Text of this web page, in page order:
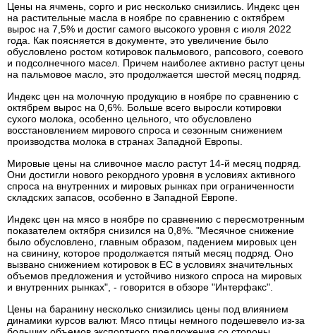
Цены на ячмень, сорго и рис несколько снизились. Индекс цен
на растительные масла в ноябре по сравнению с октябрем
вырос на 7,5% и достиг самого высокого уровня с июля 2022
года. Как поясняется в документе, это увеличение было
обусловлено ростом котировок пальмового, рапсового, соевого
и подсолнечного масел. Причем наиболее активно растут цены
на пальмовое масло, это продолжается шестой месяц подряд.
Индекс цен на молочную продукцию в ноябре по сравнению с
октябрем вырос на 0,6%. Больше всего выросли котировки
сухого молока, особенно цельного, что обусловлено
восстановлением мирового спроса и сезонным снижением
производства молока в странах Западной Европы.
Мировые цены на сливочное масло растут 14-й месяц подряд.
Они достигли нового рекордного уровня в условиях активного
спроса на внутренних и мировых рынках при ограниченности
складских запасов, особенно в Западной Европе.
Индекс цен на мясо в ноябре по сравнению с пересмотренным
показателем октября снизился на 0,8%. "Месячное снижение
было обусловлено, главным образом, падением мировых цен
на свинину, которое продолжается пятый месяц подряд. Оно
вызвано снижением котировок в ЕС в условиях значительных
объемов предложения и устойчиво низкого спроса на мировых
и внутренних рынках", - говорится в обзоре "Интерфакс".
Цены на баранину несколько снизились цены под влиянием
динамики курсов валют. Мясо птицы немного подешевело из-за